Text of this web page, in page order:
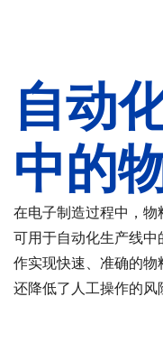
自动
中的
在电子制造过程中，
可用于自动化生产线
作实现快速、准确的物
还降低了人工操作的风